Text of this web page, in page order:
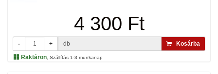
4 300 Ft
- + db
Kosárba
Raktáron , Szállítás 1-3 munkanap